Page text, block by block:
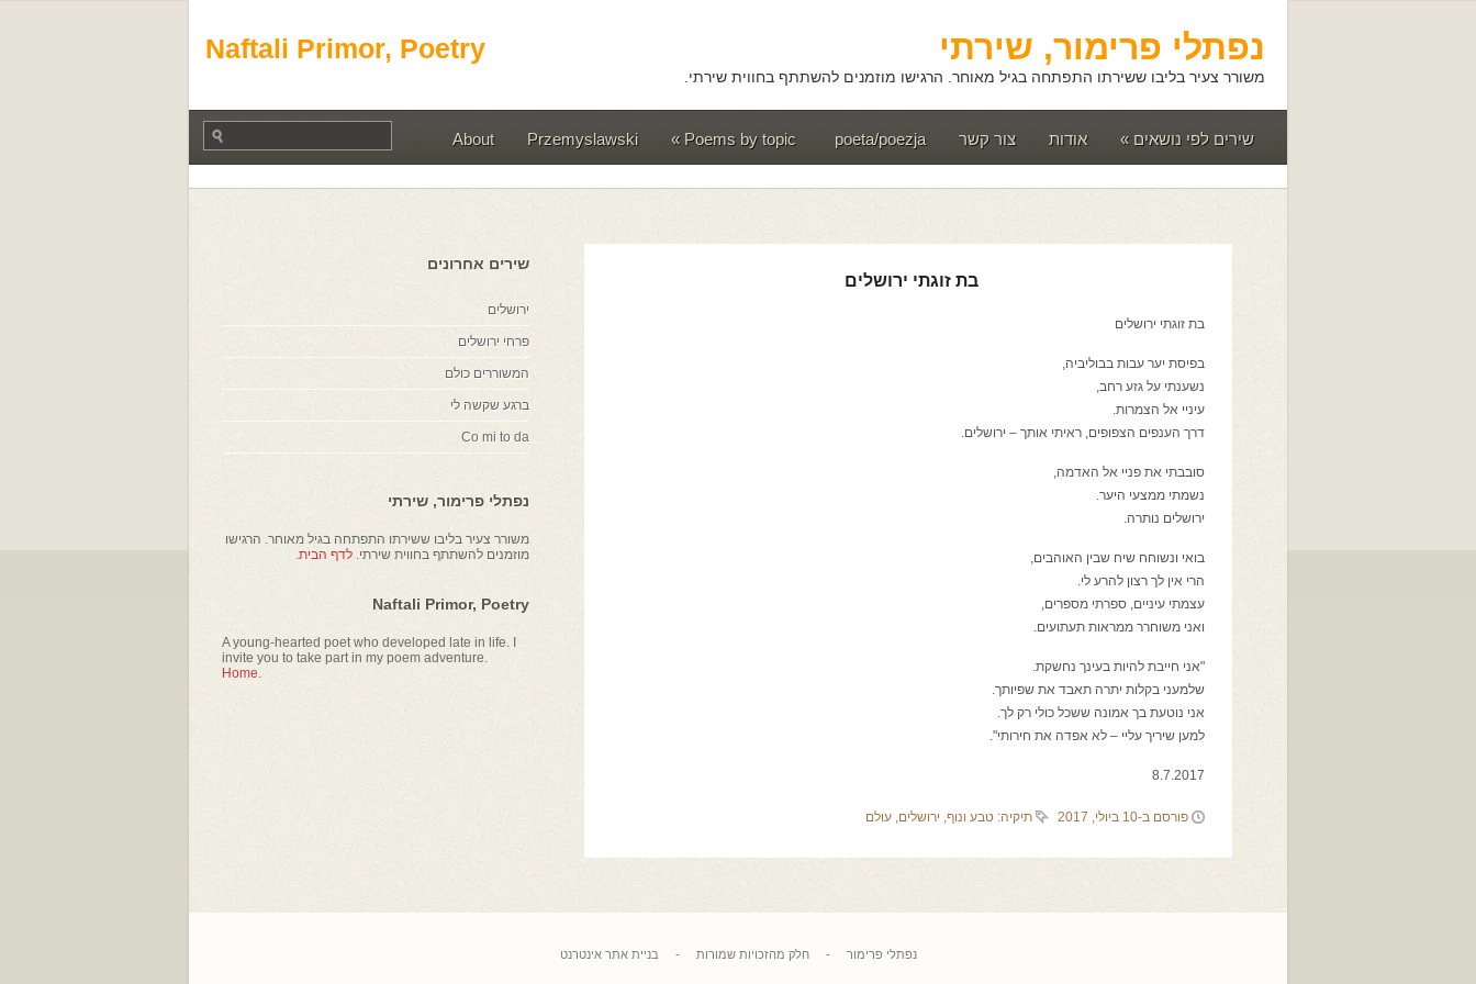
Naftali Primor, Poetry נפתלי פרימור, שירתי
משורר צעיר בליבו ששירתו התפתחה בגיל מאוחר. הרגישו מוזמנים להשתתף בחווית שירתי.
שירים לפי נושאים » אודות צור קשר poeta/poezja
Poems by topic
»
Przemyslawski
About
בת זוגתי ירושלים
בת זוגתי ירושלים
בפיסת יער עבות בבוליביה,
נשענתי על גזע רחב,
עיניי אל הצמרות.
דרך הענפים הצפופים, ראיתי אותך – ירושלים.
סובבתי את פניי אל האדמה,
נשמתי ממצעי היער.
ירושלים נותרה.
בואי ונשוחח שיח שבין האוהבים,
הרי אין לך רצון להרע לי.
עצמתי עיניים, ספרתי מספרים,
ואני משוחרר ממראות תעתועים.
"אני חייבת להיות בעינך נחשקת.
שלמעני בקלות יתרה תאבד את שפיותך.
אני נוטעת בך אמונה ששכל כולי רק לך.
למען שיריך עליי – לא אפדה את חירותי".
8.7.2017
פורסם ב-10 ביולי, 2017 תיקיה: טבע ונוף, ירושלים, עולם
שירים אחרונים
ירושלים
פרחי ירושלים
המשוררים כולם
ברגע שקשה לי
Co mi to da
נפתלי פרימור, שירתי
משורר צעיר בליבו ששירתו התפתחה בגיל מאוחר. הרגישו
מוזמנים להשתתף בחווית שירתי. לדף הבית.
Naftali Primor, Poetry
A young-hearted poet who developed late in life. I
invite you to take part in my poem adventure.
Home.
נפתלי פרימור -חלק מהזכויות שמורות - בניית אתר אינטרנט